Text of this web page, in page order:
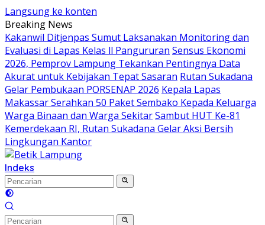
Langsung ke konten
Breaking News
Kakanwil Ditjenpas Sumut Laksanakan Monitoring dan
Evaluasi di Lapas Kelas ll Pangururan Sensus Ekonomi
2026, Pemprov Lampung Tekankan Pentingnya Data
Akurat untuk Kebijakan Tepat Sasaran Rutan Sukadana
Gelar Pembukaan PORSENAP 2026 Kepala Lapas
Makassar Serahkan 50 Paket Sembako Kepada Keluarga
Warga Binaan dan Warga SekitarSambut HUT Ke-81
Kemerdekaan RI, Rutan Sukadana Gelar Aksi Bersih
Lingkungan Kantor
Indeks